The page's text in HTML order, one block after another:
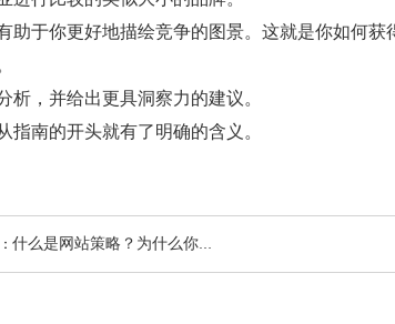
于你更好地描绘竞争的图景。这就是你如何
，并给出更具洞察力的建议。
南的开头就有了明确的含义。
什么是网站策略？为什么你需要它以及你如何做到